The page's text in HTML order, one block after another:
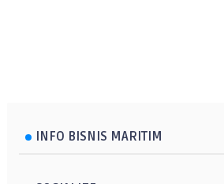
INFO BISNIS MARITIM